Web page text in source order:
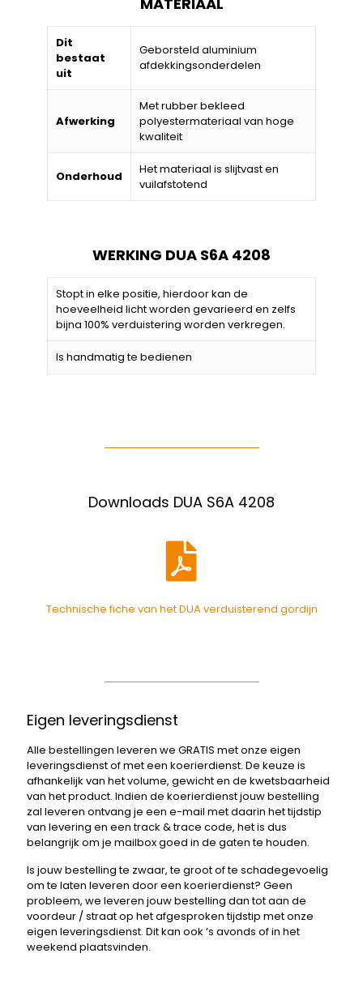
Dit
bestaat
uit
Geborsteld aluminium
afdekkingsonderdelen
Afwerking
Met rubber bekleed
polyestermateriaal van hoge
kwaliteit
Onderhoud
Het materiaal is slijtvast en
vuilafstotend
WERKING DUA S6A 4208
Stopt in elke positie, hierdoor kan de
hoeveelheid licht worden gevarieerd en zelfs
bijna 100% verduistering worden verkregen.
Is handmatig te bedienen
Downloads DUA S6A 4208
Technische fiche van het DUA verduisterend gordijn
Eigen leveringsdienst
Alle bestellingen leveren we GRATIS met onze eigen
leveringsdienst of met een koerierdienst. De keuze is
afhankelijk van het volume, gewicht en de kwetsbaarheid
van het product. Indien de koerierdienst jouw bestelling
zal leveren ontvang je een e-mail met daarin het tijdstip
van levering en een track & trace code, het is dus
belangrijk om je mailbox goed in de gaten te houden.
Is jouw bestelling te zwaar, te groot of te schadegevoelig
om te laten leveren door een koerierdienst? Geen
probleem, we leveren jouw bestelling dan tot aan de
voordeur / straat op het afgesproken tijdstip met onze
eigen leveringsdienst. Dit kan ook ‘s avonds of in het
weekend plaatsvinden.